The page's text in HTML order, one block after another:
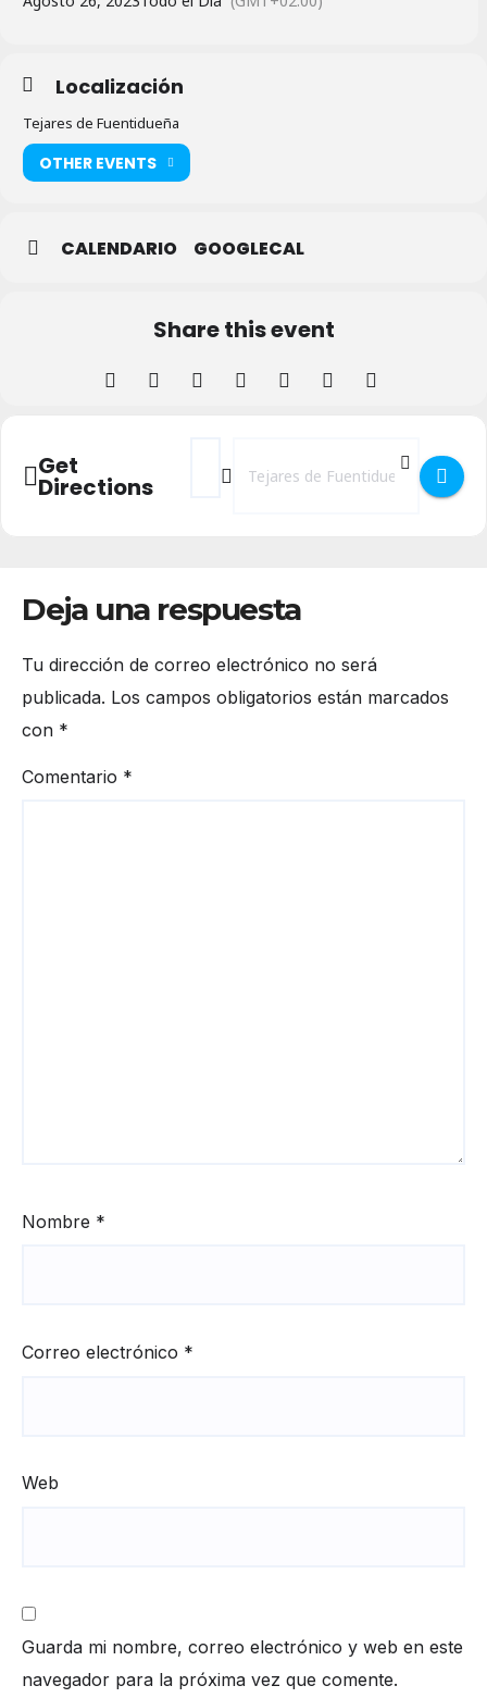
Localización
Tejares de Fuentidueña
OTHER EVENTS
CALENDARIO GOOGLECAL
Share this event
Get
Directions
Address - XII Mercado de la Miel en
Destination Address - XII
Deja una respuesta
Tu dirección de correo electrónico no será
publicada. Los campos obligatorios están marcados
con *
Comentario *
Nombre *
Correo electrónico *
Web
Guarda mi nombre, correo electrónico y web en este
navegador para la próxima vez que comente.